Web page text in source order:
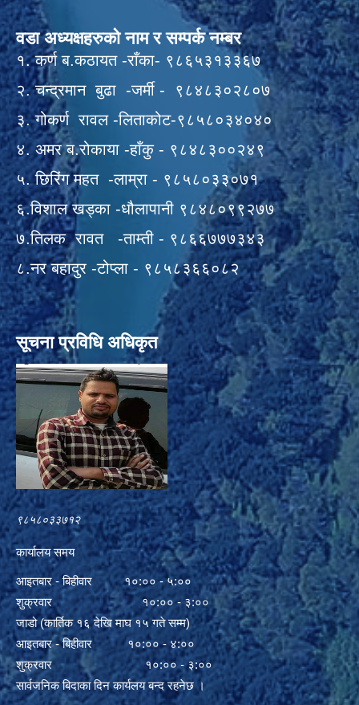
वडा अध्यक्षहरुको नाम र सम्पर्क नम्बर
१. कर्ण ब.कठायत -राँका- ९८६५३१३३६७
२. चन्द्रमान बुढा -जर्मी - ९८४८३०२८०७
३. गोकर्ण रावल -लिताकोट-९८५८०३४०४०
४. अमर ब.रोकाया -हाँकु - ९८४८३००२४९
५. छिरिंग महत -लाम्रा - ९८५८०३३०७१
६.विशाल खड्का -धौलापानी ९८४८०९९२७७
७.तिलक रावत -ताम्ती - ९८६६७७७३४३
८.नर बहादुर -टोप्ला - ९८५८३६६०८२
सूचना प्रविधि अधिकृत
९८५८०३३७१२
कार्यालय समय
आइतबार - बिहीवार १०:०० - ५:००
शुक्रवार १०:०० - ३:००
जाडो (कार्तिक १६ देखि माघ १५ गते सम्म)
आइतबार - बिहीवार १०:०० - ४:००
शुक्रवार १०:०० - ३:००
सार्वजनिक बिदाका दिन कार्यलय बन्द रहनेछ ।